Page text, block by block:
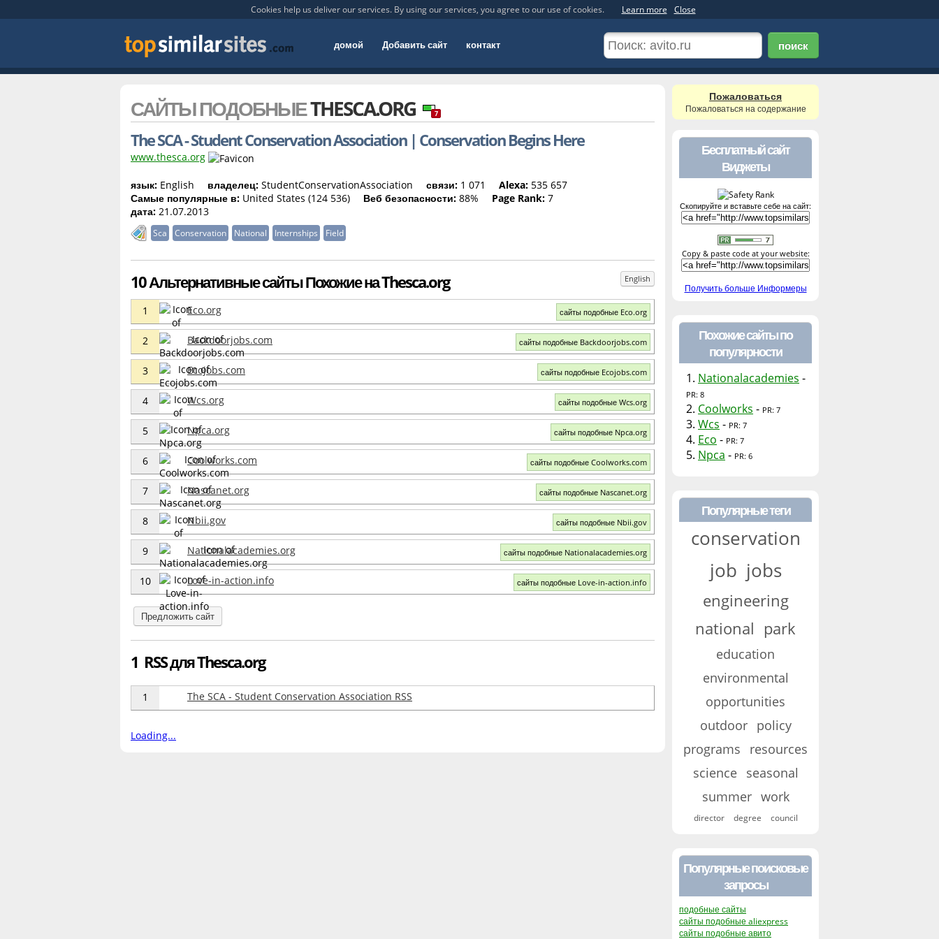
Cookies help us deliver our services. By using our services, you agree to our use of cookies. Learn more Close
домой Добавить сайт контакт поиск
САЙТЫ ПОДОБНЫЕTHESCA.ORG 7
The SCA - Student Conservation Association | Conservation Begins Here
www.thesca.org
язык: English владелец: StudentConservationAssociation связи: 1 071 Alexa: 535 657
Самые популярные в: United States (124 536) Веб безопасности: 88% Page Rank: 7
дата: 21.07.2013
Sca Conservation National Internships Field
10 Альтернативные сайты Похожие на Thesca.org English
1 Eco.org сайты подобные Eco.org
2 Backdoorjobs.com сайты подобные Backdoorjobs.com
3 Ecojobs.com сайты подобные Ecojobs.com
4 Wcs.org сайты подобные Wcs.org
5 Npca.org сайты подобные Npca.org
6 Coolworks.com сайты подобные Coolworks.com
7 Nascanet.org сайты подобные Nascanet.org
8 Nbii.gov сайты подобные Nbii.gov
9 Nationalacademies.org сайты подобные Nationalacademies.org
10 Love-in-action.info сайты подобные Love-in-action.info
Предложить сайт
1 RSS для Thesca.org
1 The SCA - Student Conservation Association RSS
Loading...
Пожаловаться
Пожаловаться на содержание
Бесплатный сайт
Виджеты
Скопируйте и вставьте себе на сайт:
Copy & paste code at your website:
Получить больше Информеры
Похожие сайты по
популярности
1. Nationalacademies -
PR: 8
2. Coolworks - PR: 7
3. Wcs - PR: 7
4. Eco - PR: 7
5. Npca - PR: 6
Популярные теги
conservation
job jobs
engineering
national park
education
environmental
opportunities
outdoor
policy
programs
resources
science
seasonal
summer work
director degree council
Популярные поисковые
запросы
подобные сайты
сайты подобные aliexpress
сайты подобные авито